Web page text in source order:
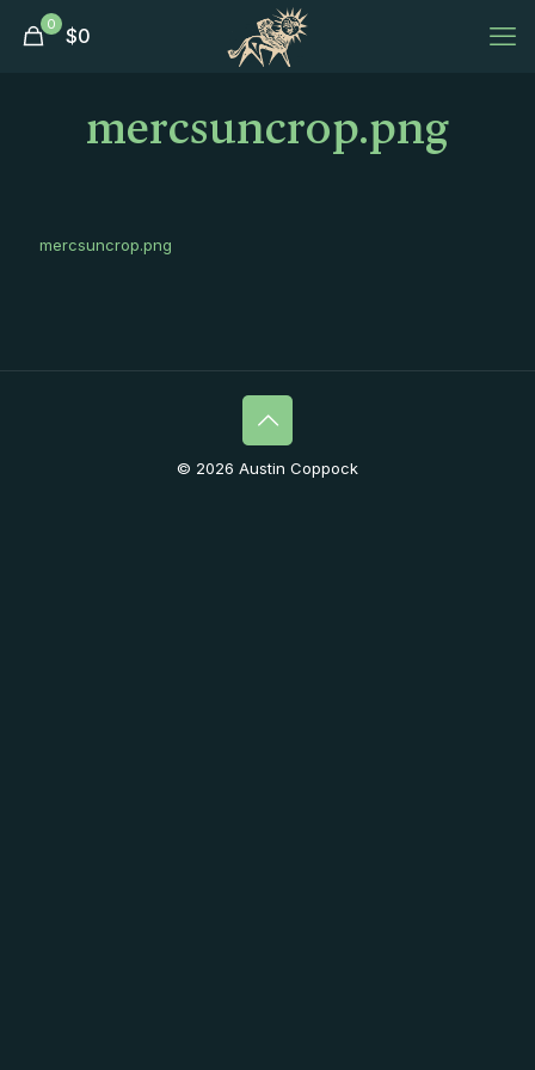
0 $0
mercsuncrop.png
mercsuncrop.png
© 2026 Austin Coppock